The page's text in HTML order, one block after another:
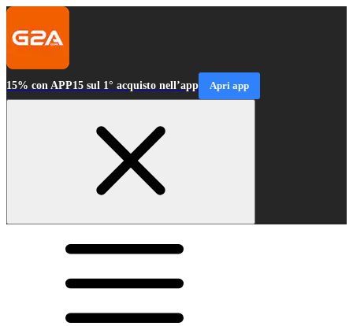
15% con APP15 sul 1° acquisto nell’app Apri app